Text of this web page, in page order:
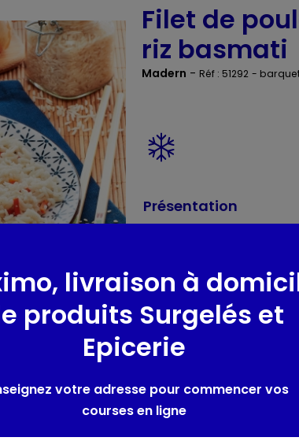
Filet de
riz basmati
Madern - Réf : 51292 -
Présentation
Composition /
Riz basmati cuit (32,6%)
poulet 23,5% et aiguillette
SESAME (2,9%), ciboule,
maïs, sauce POISSON
graine de SESAME, sucre,
livraison à
produits Surgelés et
Epicerie
votre adresse pour commencer vos
courses en ligne